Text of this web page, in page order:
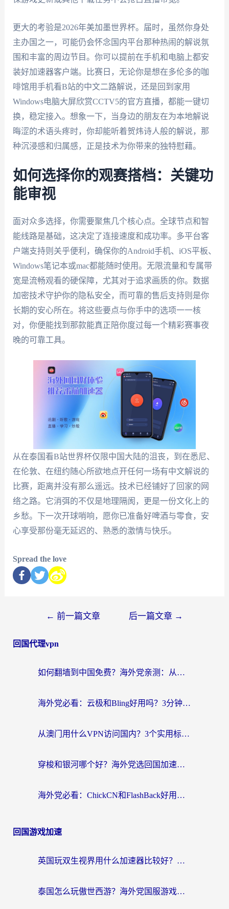
更大的考验是2026年美加墨世界杯。届时，虽然你身处
主办国之一，可能仍会怀念国内平台那种热闹的解说氛
围和丰富的周边节目。你可以提前在手机和电脑上都安
装好加速器客户端。比赛日，无论你是想在多伦多的咖
啡馆用手机看B站的中文二路解说，还是回到家用
Windows电脑大屏欣赏CCTV5的官方直播，都能一键切
换，稳定接入。想象一下，当身边的朋友在为本地解说
晦涩的术语头疼时，你却能听着贺炜诗人般的解说，那
种沉浸感和归属感，正是技术为你带来的独特慰藉。
如何选择你的观赛搭档：关键功
能审视
面对众多选择，你需要聚焦几个核心点。全球节点和智
能线路是基础，这决定了连接速度和成功率。多平台客
户端支持则关乎便利，确保你的Android手机、iOS平板、
Windows笔记本或mac都能随时使用。无限流量和专属带
宽是流畅观看的硬保障，尤其对于追求画质的你。数据
加密技术守护你的隐私安全，而可靠的售后支持则是你
长期的安心所在。将这些要点与你手中的选项一一核
对，你便能找到那款能真正陪你度过每一个精彩赛事夜
晚的可靠工具。
从在泰国看B站世界杯仅限中国大陆的沮丧，到在悉尼、
在伦敦、在纽约随心所欲地点开任何一场有中文解说的
比赛，距离并没有那么遥远。技术已经铺好了回家的网
络之路。它消弭的不仅是地理隔阂，更是一份文化上的
乡愁。下一次开球哨响，愿你已准备好啤酒与零食，安
心享受那份毫无延迟的、熟悉的激情与快乐。
Spread the love
← 前一篇文章 后一篇文章 →
回国代理vpn
如何翻墙到中国免费？海外党亲测：从踩坑到选对加速器的全攻略
海外党必看：云极和Bling好用吗？3分钟教你选对回国加速器
从澳门用什么VPN访问国内？3个实用标准帮你避开坑，无缝刷剧听歌
穿梭和银河哪个好？海外党选回国加速器的避坑指南，附番茄加速器实测体验
海外党必看：ChickCN和FlashBack好用吗？3招教你选对回国加速器（附云极、HomeCN、斧牛vs艾果对比）
回国游戏加速
英国玩双生视界用什么加速器比较好？海外党亲测有效的国服游戏加速方案
泰国怎么玩傲世西游？海外党国服游戏加速终极攻略（附光明大陆量子特攻实测）